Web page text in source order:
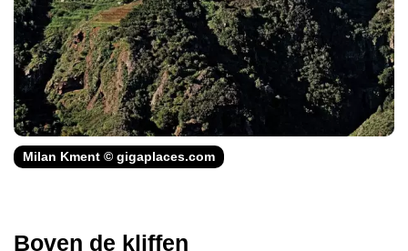
Milan Kment © gigaplaces.com
Boven de kliffen